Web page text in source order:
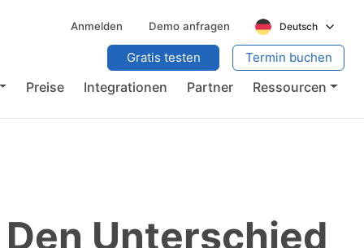
Anmelden Demo anfragen Deutsch
Preise Integrationen Partner Ressourcen
Gratis testen Termin buchen
Unterschied